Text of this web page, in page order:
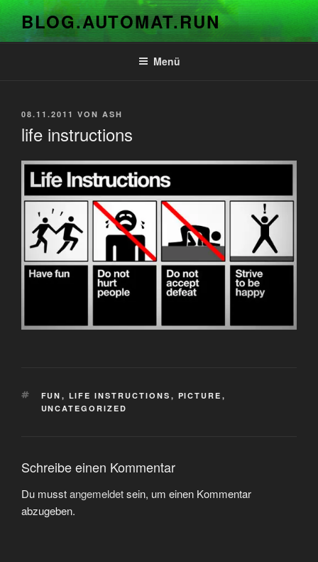
Zum
Inhalt
springen
BLOG.AUTOMAT.RUN
Menü
VERÖFFENTLICHT
08.11.2011 VON ASH
life instructions
SCHLAGWÖRTER
FUN , LIFE INSTRUCTIONS , PICTURE ,
UNCATEGORIZED
Schreibe einen Kommentar
Du musstangemeldetsein, um einen Kommentar
abzugeben.